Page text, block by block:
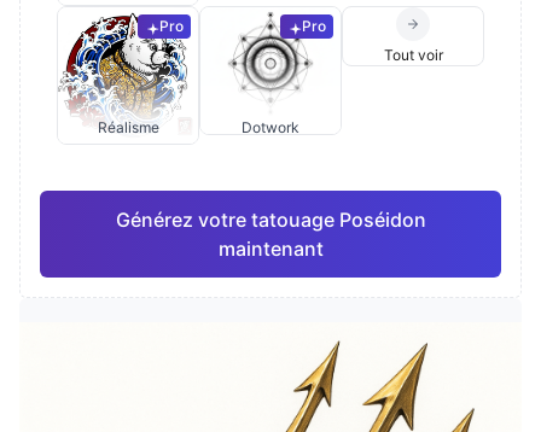
Pro
Réalisme
Pro
Dotwork
Tout voir
Générez votre tatouage Poséidon
maintenant